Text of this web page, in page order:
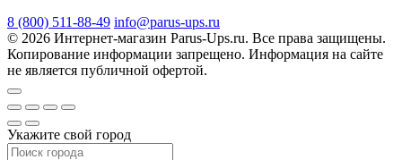
8 (800) 511-88-49 info@parus-ups.ru
© 2026 Интернет-магазин Parus-Ups.ru. Все права защищены.
Копирование информации запрещено. Информация на сайте
не является публичной офертой.
Укажите свой город